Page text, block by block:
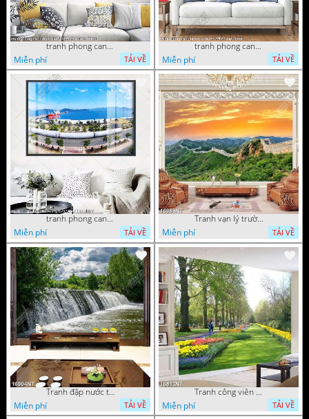
tranh phong canh dong lua 07022023 quyen
Miễn phí
TẢI VỀ
tranh phong canh bien nui doi 2422023 dao
Miễn phí
TẢI VỀ
tranh phong canh ben cang 07022023 hieu
Miễn phí
TẢI VỀ
Tranh vạn lý trường thành 16989NT
Miễn phí
TẢI VỀ
Tranh đập nước tràn
Miễn phí
TẢI VỀ
Tranh công viên có nhiều cây xanh và hoa nở
Miễn phí
TẢI VỀ